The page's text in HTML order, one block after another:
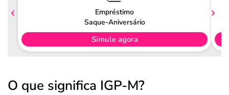
Empréstimo
Saque-Aniversário
Simule agora
O que significa IGP-M?